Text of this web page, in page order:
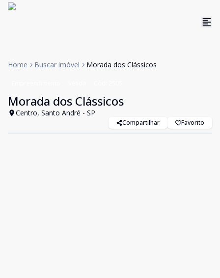
Home Buscar imóvel Morada dos Clássicos
Morada dos Clássicos
Centro, Santo André - SP
Compartilhar Favorito